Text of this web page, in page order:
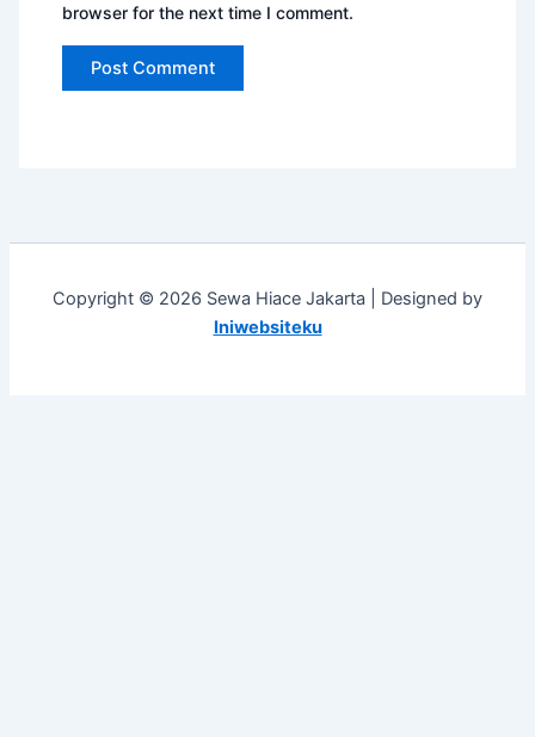
browser for the next time I comment.
Copyright © 2026 Sewa Hiace Jakarta | Designed by
Iniwebsiteku